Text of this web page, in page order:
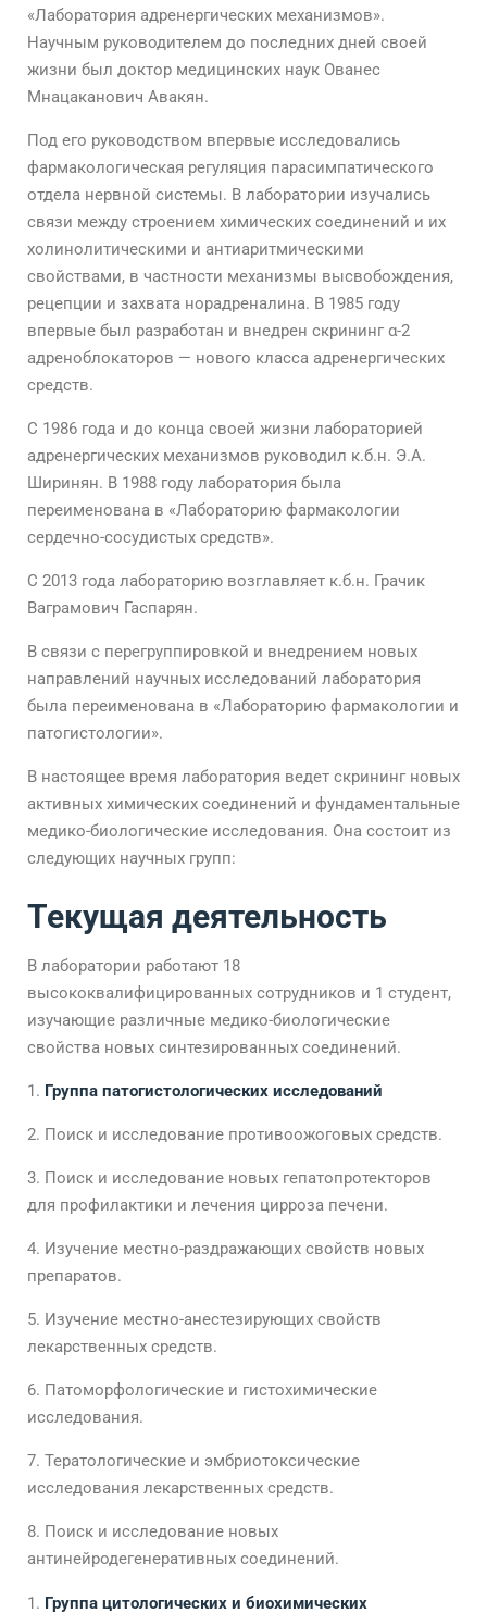
«Лаборатория адренергических механизмов».
Научным руководителем до последних дней своей
жизни был доктор медицинских наук Ованес
Мнацаканович Авакян.
Под его руководством впервые исследовались
фармакологическая регуляция парасимпатического
отдела нервной системы. В лаборатории изучались
связи между строением химических соединений и их
холинолитическими и антиаритмическими
свойствами, в частности механизмы высвобождения,
рецепции и захвата норадреналина. В 1985 году
впервые был разработан и внедрен скрининг α-2
адреноблокаторов — нового класса адренергических
средств.
С 1986 года и до конца своей жизни лабораторией
адренергических механизмов руководил к.б.н. Э.А.
Ширинян. В 1988 году лаборатория была
переименована в «Лабораторию фармакологии
сердечно-сосудистых средств».
С 2013 года лабораторию возглавляет к.б.н. Грачик
Ваграмович Гаспарян.
В связи с перегруппировкой и внедрением новых
направлений научных исследований лаборатория
была переименована в «Лабораторию фармакологии и
патогистологии».
В настоящее время лаборатория ведет скрининг новых
активных химических соединений и фундаментальные
медико-биологические исследования. Она состоит из
следующих научных групп:
Текущая деятельность
В лаборатории работают 18
высококвалифицированных сотрудников и 1 студент,
изучающие различные медико-биологические
свойства новых синтезированных соединений.
Группа патогистологических исследований
Поиск и исследование противоожоговых средств.
Поиск и исследование новых гепатопротекторов
для профилактики и лечения цирроза печени.
Изучение местно-раздражающих свойств новых
препаратов.
Изучение местно-анестезирующих свойств
лекарственных средств.
Патоморфологические и гистохимические
исследования.
Тератологические и эмбриотоксические
исследования лекарственных средств.
Поиск и исследование новых
антинейродегенеративных соединений.
Группа цитологических и биохимических